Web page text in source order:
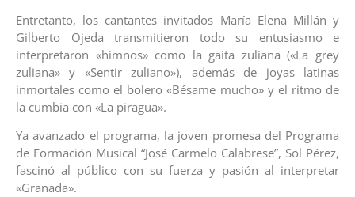
Entretanto, los cantantes invitados María Elena Millán y
Gilberto Ojeda transmitieron todo su entusiasmo e
interpretaron «himnos» como la gaita zuliana («La grey
zuliana» y «Sentir zuliano»), además de joyas latinas
inmortales como el bolero «Bésame mucho» y el ritmo de
la cumbia con «La piragua».
Ya avanzado el programa, la joven promesa del Programa
de Formación Musical “José Carmelo Calabrese”, Sol Pérez,
fascinó al público con su fuerza y pasión al interpretar
«Granada».